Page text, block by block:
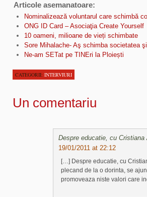
Articole asemanatoare:
Nominalizează voluntarul care schimbă
ONG ID Card – Asociaţia Create Yourself
10 oameni, milioane de vieți schimbate
Sore Mihalache- Aş schimba societatea
Ne-am SETat pe TINEri la Ploiești
CATEGORII: INTERVIURI
Un comentariu
Despre educatie, cu
19/01/2011 at 22:12
[…] Despre educatie, cu
plecand de la o dorinta, se
promoveaza niste valori care